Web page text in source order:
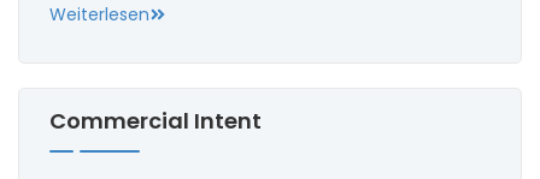
Weiterlesen
Commercial Intent